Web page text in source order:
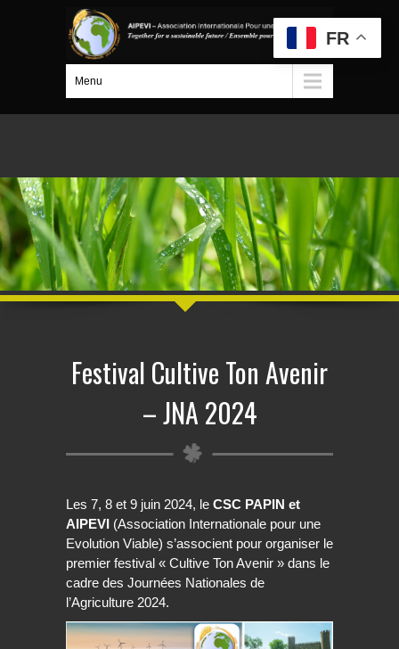
Menu
Festival Cultive Ton Avenir
– JNA 2024
Les 7, 8 et 9 juin 2024, le CSC PAPIN et
AIPEVI (Association Internationale pour une
Evolution Viable) s’associent pour organiser le
premier festival « Cultive Ton Avenir » dans le
cadre des Journées Nationales de
l’Agriculture 2024.
FR